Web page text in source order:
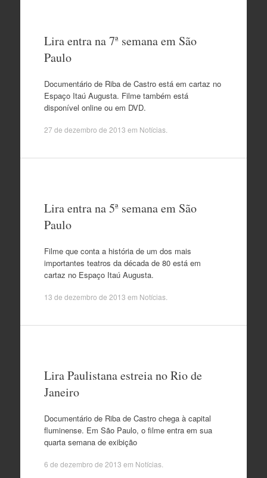
Lira entra na 7ª semana em São
Paulo
Documentário de Riba de Castro está em cartaz no
Espaço Itaú Augusta. Filme também está
disponível online ou em DVD.
27 de dezembro de 2013 em Notícias.
Lira entra na 5ª semana em São
Paulo
Filme que conta a história de um dos mais
importantes teatros da década de 80 está em
cartaz no Espaço Itaú Augusta.
13 de dezembro de 2013 em Notícias.
Lira Paulistana estreia no Rio de
Janeiro
Documentário de Riba de Castro chega à capital
fluminense. Em São Paulo, o filme entra em sua
quarta semana de exibição
6 de dezembro de 2013 em Notícias.